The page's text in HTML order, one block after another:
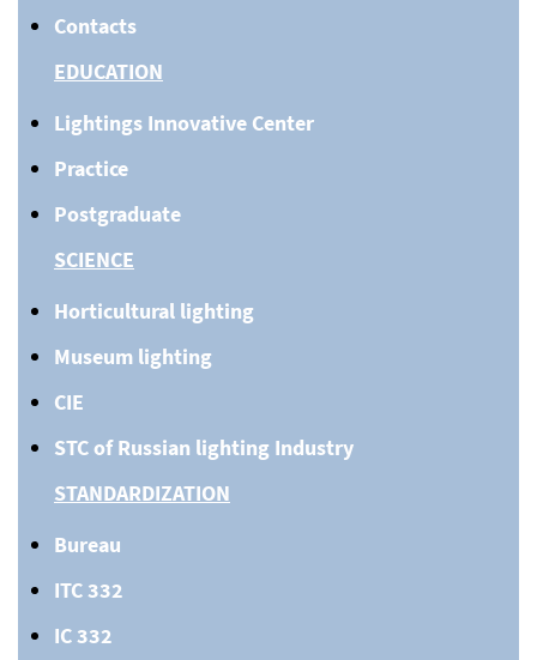
Contacts
EDUCATION
Lightings Innovative Center
Practice
Postgraduate
SCIENCE
Horticultural lighting
Museum lighting
CIE
STC of Russian lighting Industry
STANDARDIZATION
Bureau
ITC 332
IC 332